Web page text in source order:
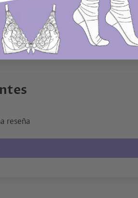
en
Facebook
Pío
Tuitear
en
Twitter
Fijarlo
Pin
Pinterest
reseña